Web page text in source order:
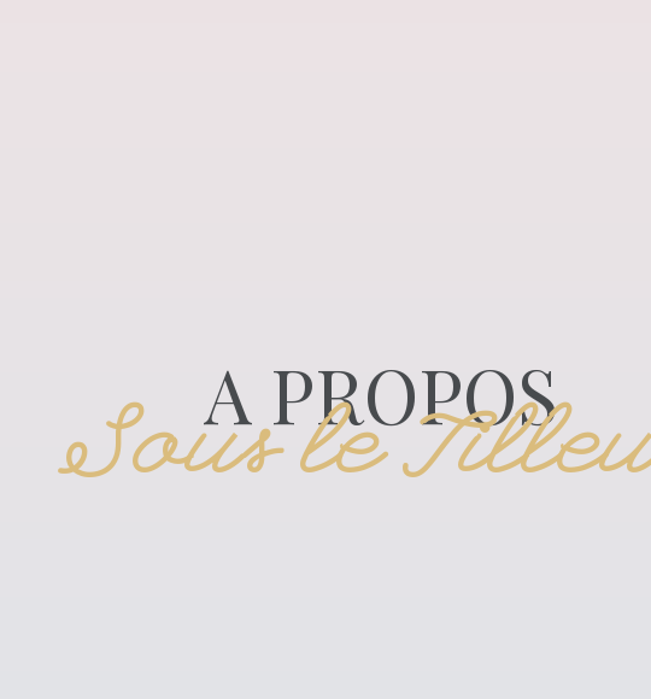
A PROPOS
Sous le